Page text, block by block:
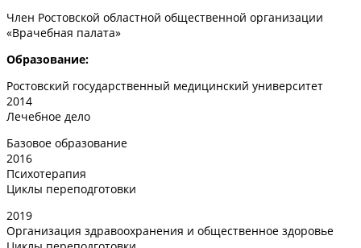
Член Ростовской областной общественной организации
«Врачебная палата»
Образование:
Ростовский государственный медицинский университет
2014
Лечебное дело
Базовое образование
2016
Психотерапия
Циклы переподготовки
2019
Организация здравоохранения и общественное здоровье